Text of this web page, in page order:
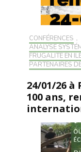
CONFÉRENCES ,
ANALYSE
FRUGALITÉ EN
PARTENAIRES
24/01/26 à
100 ans,